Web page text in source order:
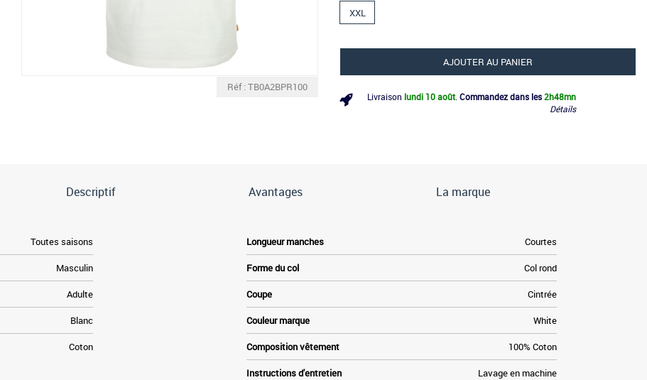
Réf : TB0A2BPR100
XXL
AJOUTER AU PANIER
Livraison lundi 10 août Commandez dans les2h48mn
Détails
Descriptif Avantages La marque
Toutes saisons
Masculin
Adulte
Blanc
Coton
Longueur manches Courtes
Forme du col Col rond
Coupe Cintrée
Couleur marque White
Composition vêtement 100% Coton
Instructions d'entretien Lavage en machine